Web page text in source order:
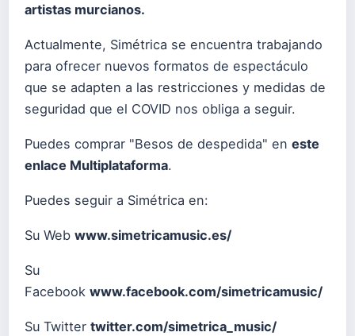
artistas murcianos.
Actualmente, Simétrica se encuentra trabajando
para ofrecer nuevos formatos de espectáculo
que se adapten a las restricciones y medidas de
seguridad que el COVID nos obliga a seguir.
Puedes comprar "Besos de despedida" en este
enlace Multiplataforma.
Puedes seguir a Simétrica en:
Su Web www.simetricamusic.es/
Su
Facebook www.facebook.com/simetricamusic/
Su Twitter twitter.com/simetrica_music/